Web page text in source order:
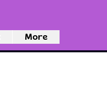
More